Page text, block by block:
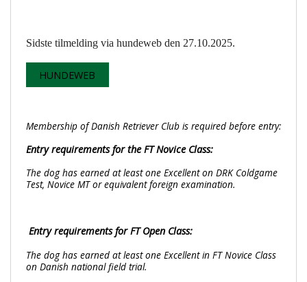
Sidste tilmelding via hundeweb den 27.10.2025.
HUNDEWEB
Membership of Danish Retriever Club is required before entry:
Entry requirements for the FT Novice Class:
The dog has earned at least one Excellent on DRK Coldgame
Test, Novice MT or equivalent foreign examination.
Entry requirements for FT Open Class:
The dog has earned at least one Excellent in FT Novice Class
on Danish national field trial.